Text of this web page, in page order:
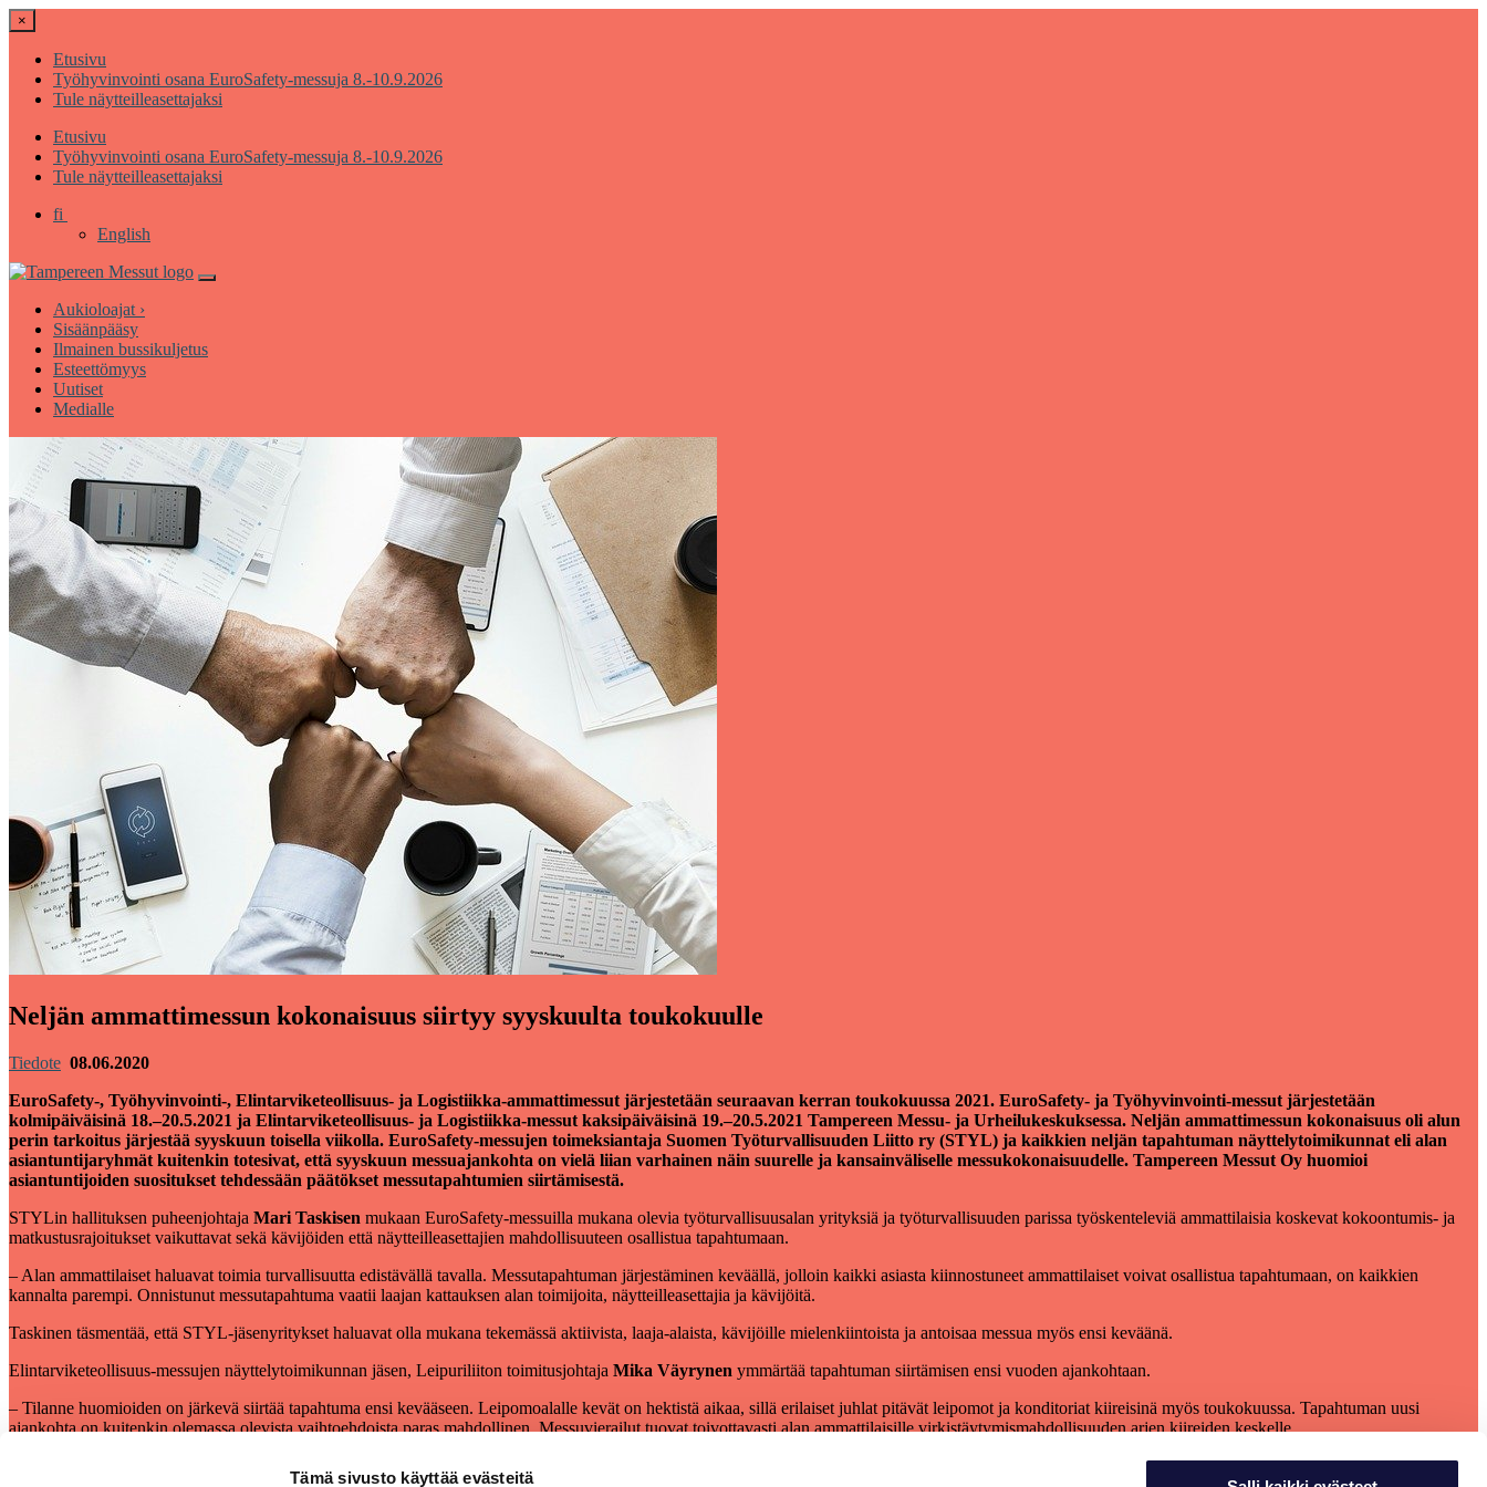
Tämä sivusto käyttää evästeitä
×
Etusivu
Työhyvinvointi osana EuroSafety-messuja 8.-10.9.2026
Tule näytteilleasettajaksi
Etusivu
Työhyvinvointi osana EuroSafety-messuja 8.-10.9.2026
Tule näytteilleasettajaksi
fi
English
Aukioloajat ›
Sisäänpääsy
Ilmainen bussikuljetus
Esteettömyys
Uutiset
Medialle
Neljän ammattimessun kokonaisuus siirtyy syyskuulta toukokuulle
Tiedote 08.06.2020
EuroSafety-, Työhyvinvointi-, Elintarviketeollisuus- ja Logistiikka-ammattimessut järjestetään seuraavan kerran toukokuussa 2021. EuroSafety- ja Työhyvinvointi-messut järjestetään
kolmipäiväisinä 18.–20.5.2021 ja Elintarviketeollisuus- ja Logistiikka-messut kaksipäiväisinä 19.–20.5.2021 Tampereen Messu- ja Urheilukeskuksessa. Neljän ammattimessun kokonaisuus oli alun
perin tarkoitus järjestää syyskuun toisella viikolla. EuroSafety-messujen toimeksiantaja Suomen Työturvallisuuden Liitto ry (STYL) ja kaikkien neljän tapahtuman näyttelytoimikunnat eli alan
asiantuntijaryhmät kuitenkin totesivat, että syyskuun messuajankohta on vielä liian varhainen näin suurelle ja kansainväliselle messukokonaisuudelle. Tampereen Messut Oy huomioi
asiantuntijoiden suositukset tehdessään päätökset messutapahtumien siirtämisestä.
STYLin hallituksen puheenjohtaja Mari Taskisen mukaan EuroSafety-messuilla mukana olevia työturvallisuusalan yrityksiä ja työturvallisuuden parissa työskenteleviä ammattilaisia koskevat kokoontumis- ja
matkustusrajoitukset vaikuttavat sekä kävijöiden että näytteilleasettajien mahdollisuuteen osallistua tapahtumaan.
‒ Alan ammattilaiset haluavat toimia turvallisuutta edistävällä tavalla. Messutapahtuman järjestäminen keväällä, jolloin kaikki asiasta kiinnostuneet ammattilaiset voivat osallistua tapahtumaan, on kaikkien
kannalta parempi. Onnistunut messutapahtuma vaatii laajan kattauksen alan toimijoita, näytteilleasettajia ja kävijöitä.
Taskinen täsmentää, että STYL-jäsenyritykset haluavat olla mukana tekemässä aktiivista, laaja-alaista, kävijöille mielenkiintoista ja antoisaa messua myös ensi keväänä.
Elintarviketeollisuus-messujen näyttelytoimikunnan jäsen, Leipuriliiton toimitusjohtaja Mika Väyrynen ymmärtää tapahtuman siirtämisen ensi vuoden ajankohtaan.
‒ Tilanne huomioiden on järkevä siirtää tapahtuma ensi kevääseen. Leipomoalalle kevät on hektistä aikaa, sillä erilaiset juhlat pitävät leipomot ja konditoriat kiireisinä myös toukokuussa. Tapahtuman uusi
ajankohta on kuitenkin olemassa olevista vaihtoehdoista paras mahdollinen. Messuvierailut tuovat toivottavasti alan ammattilaisille virkistäytymismahdollisuuden arjen kiireiden keskelle.
Ajankohdan muutoksesta huolimatta tapahtumakokonaisuuden valmistelut jatkuvat entiseen malliin ja jo aiemmin julkistetut teemat sekä ohjelmasisällöt ja kumppanuudet pyritään toteuttamaan suunnitelmien